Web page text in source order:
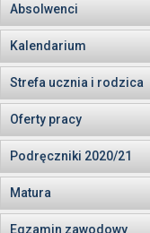
Absolwenci
Kalendarium
Strefa ucznia i rodzica
Oferty pracy
Podręczniki 2020/21
Matura
Egzamin zawodowy